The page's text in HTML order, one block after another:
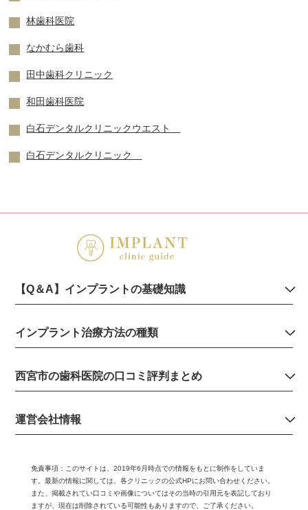
林歯科医院
なかむら歯科
田中歯科クリニック
和田歯科医院
白石デンタルクリニックウエスト
白石デンタルクリニック
【Q＆A】インプラントの基礎知識
インプラント治療方法の種類
西宮市の歯科医院の口コミ評判まとめ
運営会社情報
免責事項： このサイトは、2019年6月時点での情報をもとに制作をしていま
す。最新の情報に関しては、各クリニックの公式HPにお問い合わせください。
また、掲載されてい口コミや画像についてはその当時の引用元を表記しており
ますが、現在は削除されている可能性もありますので、ご了承ください。